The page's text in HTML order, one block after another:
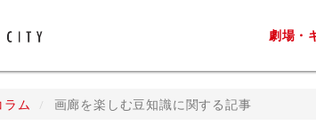
劇場・
ラム 画廊を楽しむ豆知識に関する記事